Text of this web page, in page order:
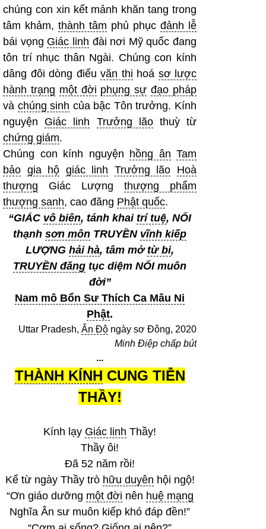
chúng con xin kết mảnh khăn tang trong
tâm khảm, thành tâm phủ phục đảnh lễ
bái vọng Giác linh đài nơi Mỹ quốc đang
tôn trí nhục thân Ngài. Chúng con kính
dâng đôi dòng điếu văn thi hoá sơ lược
hành trạng một đời phụng sự đạo pháp
và chúng sinh của bậc Tôn trưởng. Kính
nguyện Giác linh Trưởng lãothuỳ từ
chứng giám.
Chúng con kính nguyện hồng ân Tam
bảo gia hộ giác linh Trưởng lão Hoà
thượng Giác Lượng thượng phẩm
thượng sanh, cao đăng Phật quốc.
“GIÁC vô biên, tánh khai trí tuệ, NỐI
thạnh sơn môn TRUYỀN vĩnh kiếp
LƯỢNG hải hà, tâm mởtừ bi,
TRUYỀN đăng tục diệm NỐI muôn
đời”
Nam mô Bổn Sư Thích Ca Mâu Ni
Phật.
Uttar Pradesh, Ấn Độ ngày sơ Đông, 2020
Minh Điệp chấp bút
...
THÀNH KÍNH CUNG TIỄN
THẦY!
Kính lạy Giác linh Thầy!
Thầy ôi!
Đã 52 năm rồi!
Kể từ ngày Thầy trò hữu duyên hội ngộ!
“Ơn giáo dưỡng một đời nên huệ mạng
Nghĩa Ân sư muôn kiếp khó đáp đền!”